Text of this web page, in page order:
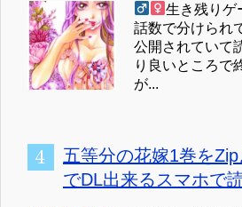
生き残りゲ
話数で分けられ
公開されていて
り良いところで
が...
五等分の花嫁1巻を
でDL出来るスマホで